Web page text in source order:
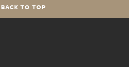
BACK TO TOP